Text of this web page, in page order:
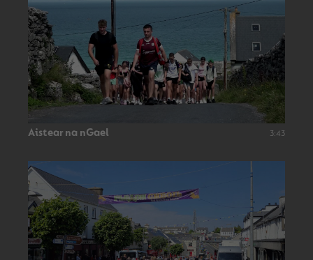
Aistear na nGael 3:43